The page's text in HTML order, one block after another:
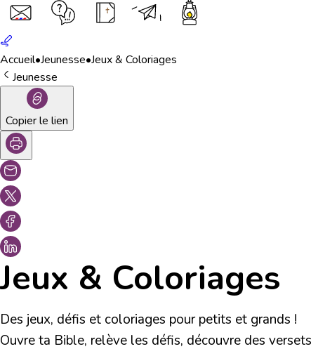
Accueil•Jeunesse•Jeux & Coloriages
Jeunesse
Copier le lien
Jeux & Coloriages
Des jeux, défis et coloriages pour petits et grands !
Ouvre ta Bible, relève les défis, découvre des